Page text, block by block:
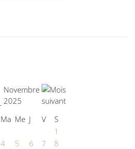
Novembre
2025
Ma Me J V
S
1
4 5 6 7
8